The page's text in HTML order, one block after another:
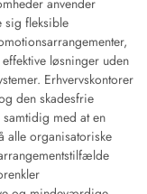
anvender
sig fleksible
løsninger uden
Erhvervskontorer
den skadesfrie
med at en
alle organisatoriske